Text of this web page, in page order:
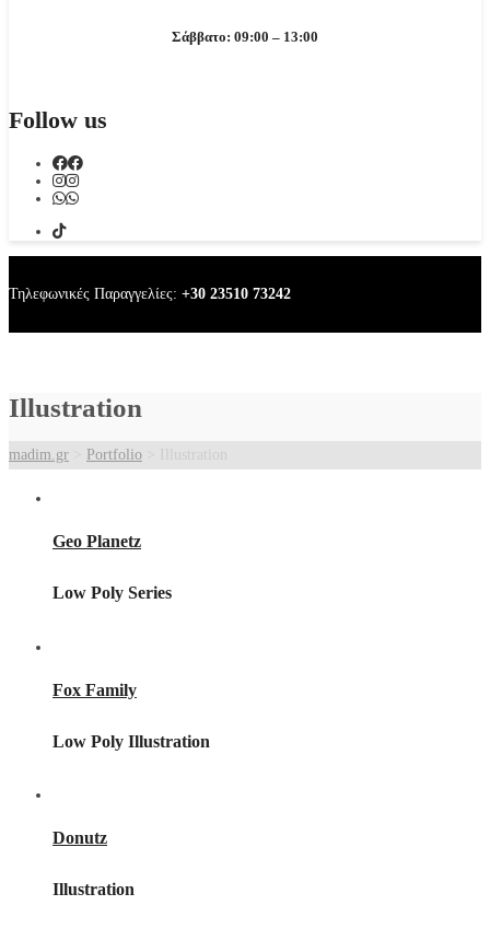
Σάββατο: 09:00 – 13:00
Follow us
Τηλεφωνικές Παραγγελίες: +30 23510 73242
Illustration
madim.gr Portfolio Illustration
Geo Planetz
Low Poly Series
Fox Family
Low Poly Illustration
Donutz
Illustration